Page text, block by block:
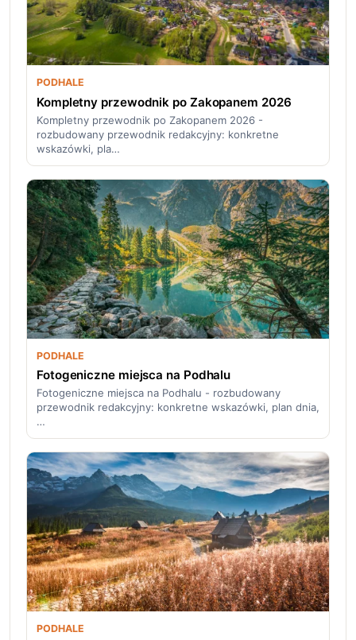
PODHALE
Kompletny przewodnik po Zakopanem 2026
Kompletny przewodnik po Zakopanem 2026 -
rozbudowany przewodnik redakcyjny: konkretne
wskazówki, pla…
PODHALE
Fotogeniczne miejsca na Podhalu
Fotogeniczne miejsca na Podhalu - rozbudowany
przewodnik redakcyjny: konkretne wskazówki, plan dnia,
…
PODHALE